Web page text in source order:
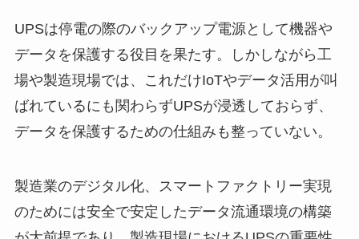
UPSは停電の際のバックアップ電源として機器や
データを保護する役目を果たす。しかしながら工
場や製造現場では、これだけIoTやデータ活用が叫
ばれているにも関わらずUPSが浸透しておらず、
データを保護するための仕組みも整っていない。
製造業のデジタル化、スマートファクトリー実現
のためには安全で安定したデータ流通環境の構築